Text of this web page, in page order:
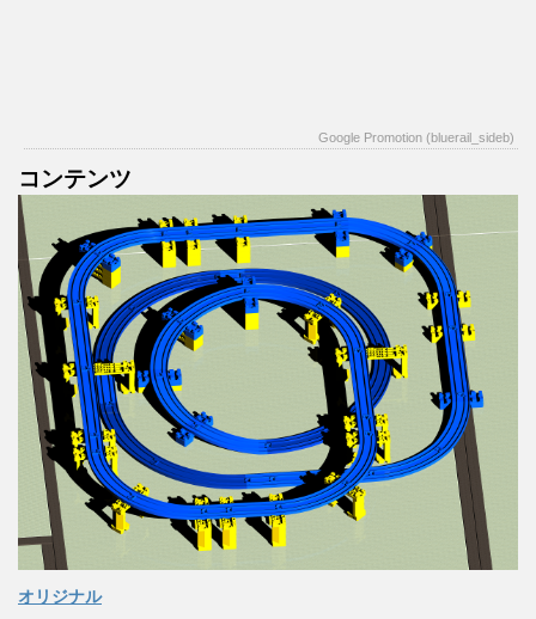
Google Promotion (bluerail_sideb)
コンテンツ
オリジナル